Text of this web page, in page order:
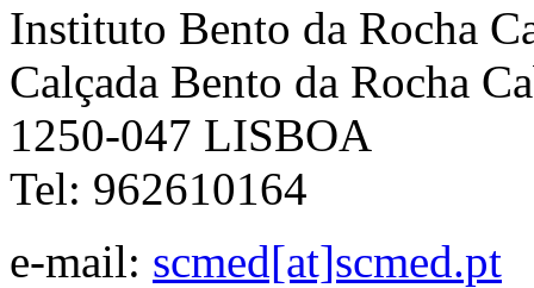
Instituto Bento da Rocha
Calçada Bento da Rocha
1250-047 LISBOA
Tel: 962610164
e-mail: scmed[at]scmed.pt